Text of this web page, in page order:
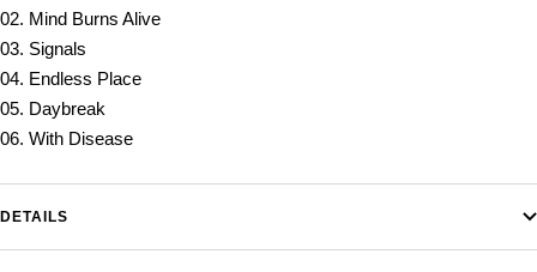
02. Mind Burns Alive
03. Signals
04. Endless Place
05. Daybreak
06. With Disease
DETAILS